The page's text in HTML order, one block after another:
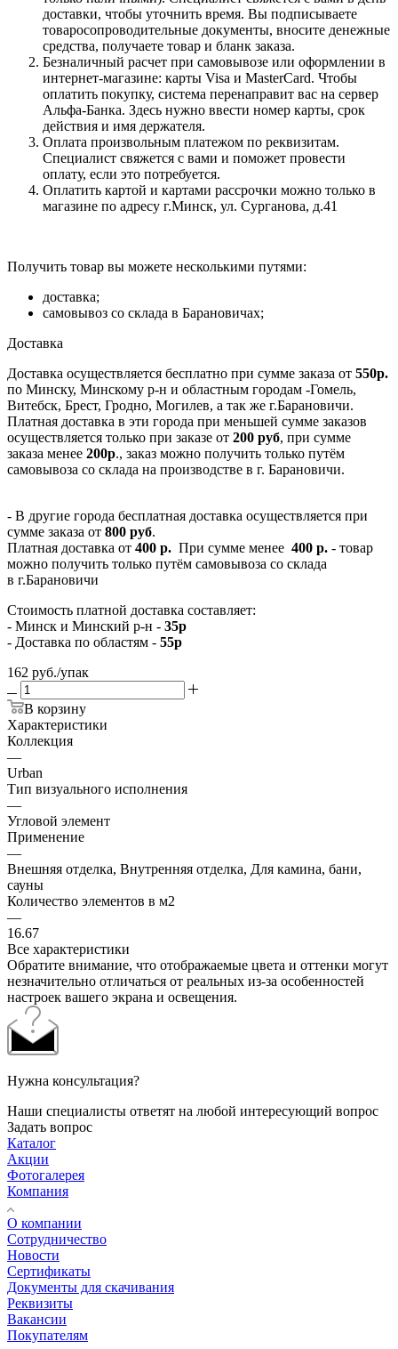
доставки, чтобы уточнить время. Вы подписываете
товаросопроводительные документы, вносите денежные
средства, получаете товар и бланк заказа.
Безналичный расчет при самовывозе или оформлении в
интернет-магазине: карты Visa и MasterCard. Чтобы
оплатить покупку, система перенаправит вас на сервер
Альфа-Банка. Здесь нужно ввести номер карты, срок
действия и имя держателя.
Оплата произвольным платежом по реквизитам.
Специалист свяжется с вами и поможет провести
оплату, если это потребуется.
Оплатить картой и картами рассрочки можно только в
магазине по адресу г.Минск, ул. Сурганова, д.41
Получить товар вы можете несколькими путями:
доставка;
самовывоз со склада в Барановичах;
Доставка
Доставка осуществляется бесплатно при сумме заказа от 550р.
по Минску, Минскому р-н и областным городам -Гомель,
Витебск, Брест, Гродно, Могилев, а так же г.Барановичи.
Платная доставка в эти города при меньшей сумме заказов
осуществляется только при заказе от 200 руб, при сумме
заказа менее 200р., заказ можно получить только путём
самовывоза со склада на производстве в г. Барановичи.
- В другие города бесплатная доставка осуществляется при
сумме заказа от 800 руб.
Платная доставка от 400 р. При сумме менее 400 р. - товар
можно получить только путём самовывоза со склада
в г.Барановичи
Стоимость платной доставка составляет:
- Минск и Минский р-н - 35р
- Доставка по областям - 55р
162 руб./упак
В корзину
Характеристики
Коллекция
—
Urban
Тип визуального исполнения
—
Угловой элемент
Применение
—
Внешняя отделка, Внутренняя отделка, Для камина, бани,
сауны
Количество элементов в м2
—
16.67
Все характеристики
Обратите внимание, что отображаемые цвета и оттенки могут
незначительно отличаться от реальных из-за особенностей
настроек вашего экрана и освещения.
Нужна консультация?
Наши специалисты ответят на любой интересующий вопрос
Задать вопрос
Каталог
Акции
Фотогалерея
Компания
О компании
Сотрудничество
Новости
Сертификаты
Документы для скачивания
Реквизиты
Вакансии
Покупателям